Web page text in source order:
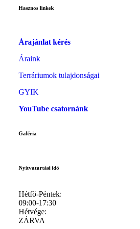
Hasznos linkek
Árajánlat kérés
Áraink
Terráriumok tulajdonságai
GYIK
YouTube csatornánk
Galéria
Nyitvatartási idő
Hétfő-Péntek:
09:00-17:30
Hétvége:
ZÁRVA